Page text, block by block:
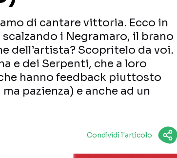
di cantare vittoria. Ecco in
i Negramaro, il brano
dell’artista? Scopritelo da voi.
e dei Serpenti, che a loro
hanno feedback piuttosto
pazienza) e anche ad un
Condividi l'articolo